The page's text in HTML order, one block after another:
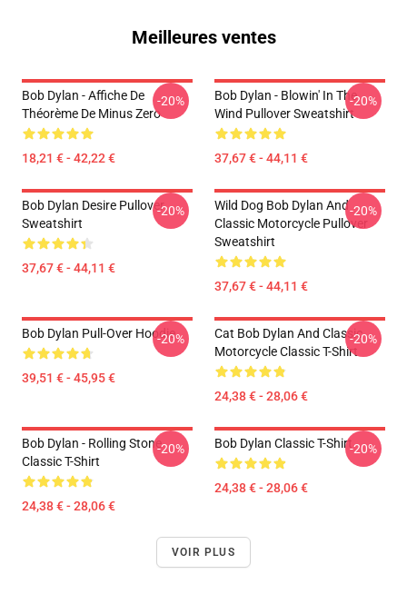
Meilleures ventes
Bob Dylan - Affiche De
Théorème De Minus Zero
18,21 € - 42,22 €
-20%
Bob Dylan - Blowin' In The
Wind Pullover Sweatshirt
37,67 € - 44,11 €
-20%
Bob Dylan Desire Pullover
Sweatshirt
37,67 € - 44,11 €
-20%
Wild Dog Bob Dylan And
Classic Motorcycle Pullover
Sweatshirt
37,67 € - 44,11 €
-20%
Bob Dylan Pull-Over Hoodie
39,51 € - 45,95 €
-20%
Cat Bob Dylan And Classic
Motorcycle Classic T-Shirt
24,38 € - 28,06 €
-20%
Bob Dylan - Rolling Stone
Classic T-Shirt
24,38 € - 28,06 €
-20% Bob Dylan Classic T-Shirt
24,38 € - 28,06 €
-20%
VOIR PLUS